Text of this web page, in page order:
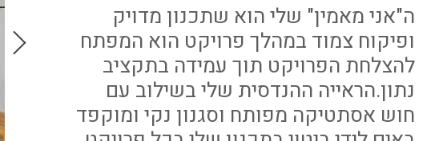
ה"אני מאמין" שלי הוא שתכנון מדויק
ופיקוח צמוד במהלך פרויקט הוא המפתח
להצלחת הפרויקט תוך עמידה בתקציב
נתון.הראייה ההנדסית שלי בשילוב עם
חוש אסתטיקה מפותח וסגנון נקי ומוקפד